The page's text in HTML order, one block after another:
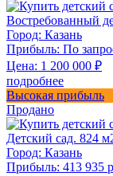
Востребованный
Город: Казань
Прибыль: По
Цена: 1 200 000 ₽
подробнее
Высокая прибыль
Продано
Детский сад. 824
Город: Казань
Прибыль: 413 935